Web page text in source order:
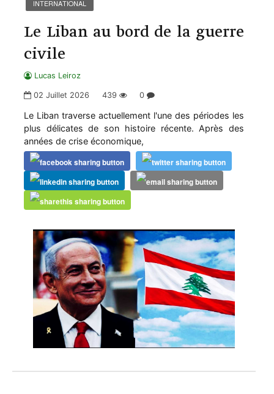
INTERNATIONAL
Le Liban au bord de la guerre
civile
Lucas Leiroz
02 Juillet 2026 439 0
Le Liban traverse actuellement l'une des périodes les
plus délicates de son histoire récente. Après des
années de crise économique,